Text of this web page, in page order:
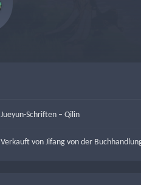
Jueyun-Schriften – Qilin
Verkauft von Jifang von der